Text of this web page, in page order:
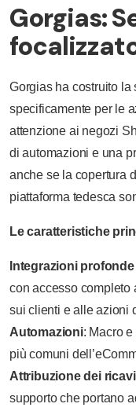
Gorgias:
Gorgias ha costruito la
specificamente per le
attenzione ai negozi
di automazioni e una
anche se la copertura
piattaforma tedesca
Le caratteristiche
Integrazioni
con accesso completo
sui clienti e alle azioni
Automazioni: Macro
più comuni
Attribuzione dei ricavi
supporto che portano